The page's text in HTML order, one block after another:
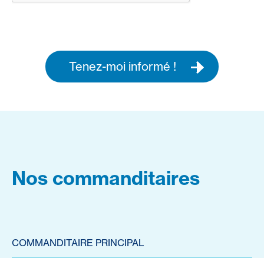
Tenez-moi informé !
Nos commanditaires
COMMANDITAIRE PRINCIPAL